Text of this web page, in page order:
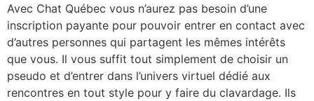
Avec Chat Québec vous n’aurez pas besoin d’une
inscription payante pour pouvoir entrer en contact avec
d’autres personnes qui partagent les mêmes intérêts
que vous. Il vous suffit tout simplement de choisir un
pseudo et d’entrer dans l’univers virtuel dédié aux
rencontres en tout style pour y faire du clavardage. Ils